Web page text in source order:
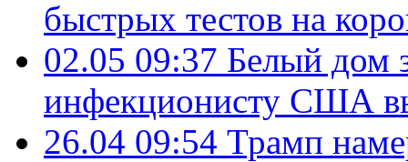
быстрых тестов на
02.05 09:37 Белый дом
инфекционисту США
26.04 09:54 Трамп